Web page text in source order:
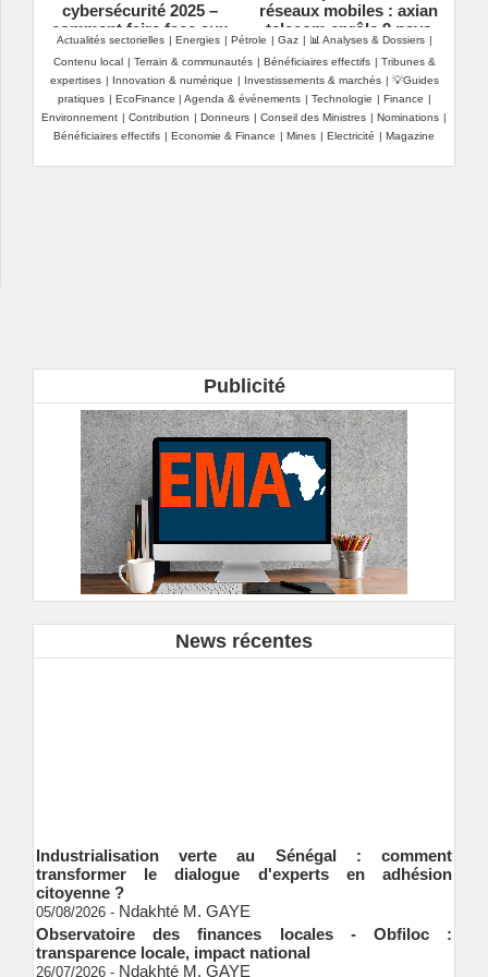
cybersécurité 2025 –
comment faire face aux
complexités
croissantes de la
cybersécurité
réseaux mobiles : axian
telecom enrôle 9 pays
dont le sénégal sous
une même marque
Actualités sectorielles | Energies | Pétrole | Gaz | 📊 Analyses & Dossiers |
Contenu local | Terrain & communautés | Bénéficiaires effectifs | Tribunes &
expertises | Innovation & numérique | Investissements & marchés | 💡Guides
pratiques | EcoFinance | Agenda & événements | Technologie | Finance |
Environnement | Contribution | Donneurs | Conseil des Ministres | Nominations |
Bénéficiaires effectifs | Economie & Finance | Mines | Electricité | Magazine
Publicité
News récentes
Industrialisation verte au Sénégal : comment
transformer le dialogue d'experts en adhésion
citoyenne ?
05/08/2026
Ndakhté M. GAYE
Observatoire des finances locales - Obfiloc :
transparence locale, impact national
26/07/2026
Ndakhté M. GAYE